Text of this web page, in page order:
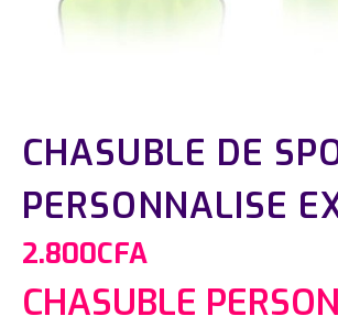
CHASUBLE DE
PERSONNALISE
2.800CFA
CHASUBLE